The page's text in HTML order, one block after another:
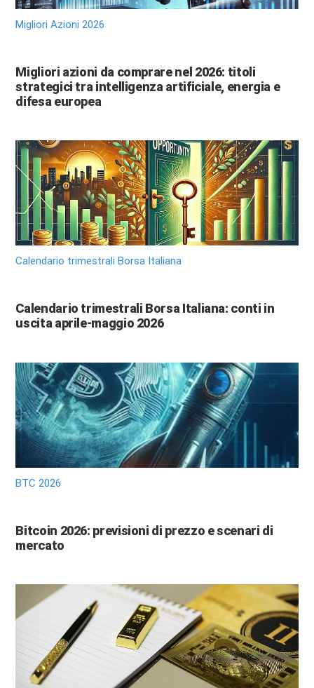
Migliori Azioni 2026
Migliori azioni da comprare nel 2026: titoli
strategici tra intelligenza artificiale, energia e
difesa europea
Calendario trimestrali Borsa Italiana
Calendario trimestrali Borsa Italiana: conti in
uscita aprile-maggio 2026
BTC 2026
Bitcoin 2026: previsioni di prezzo e scenari di
mercato